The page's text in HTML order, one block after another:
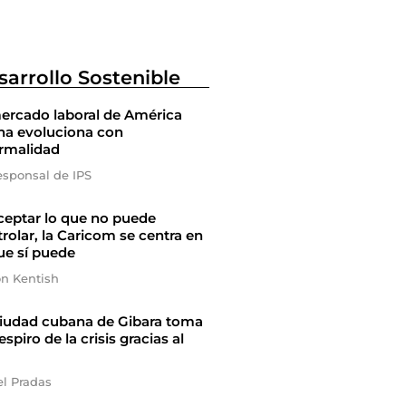
Sostenible
laboral de América
evoluciona con
de IPS
lo que no puede
la Caricom se centra en
sí puede
Kentish
cubana de Gibara toma
de la crisis gracias al
Pradas